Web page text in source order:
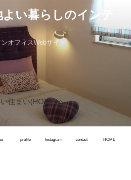
い暮らしのインテ
オフィスWebサイト
住まい(HOME)へ
profile Instagram contact HOME